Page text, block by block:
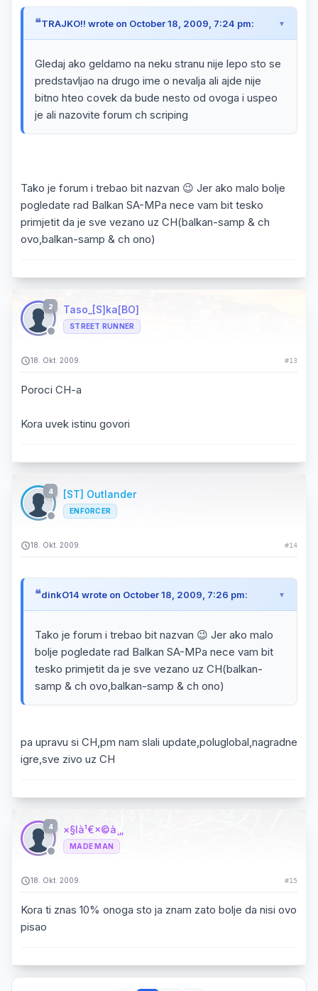
TRAJKO!! wrote on October 18, 2009, 7:24 pm:
Gledaj ako geldamo na neku stranu nije lepo sto se
predstavljao na drugo ime o nevalja ali ajde nije
bitno hteo covek da bude nesto od ovoga i uspeo
je ali nazovite forum ch scriping
Tako je forum i trebao bit nazvan 😉 Jer ako malo bolje
pogledate rad Balkan SA-MPa nece vam bit tesko
primjetit da je sve vezano uz CH(balkan-samp & ch
ovo,balkan-samp & ch ono)
2 Taso_[S]ka[BO]
STREET RUNNER
18. Okt. 2009. #13
Poroci CH-a
Kora uvek istinu govori
4 [ST] Outlander
ENFORCER
18. Okt. 2009. #14
dinkO14 wrote on October 18, 2009, 7:26 pm:
Tako je forum i trebao bit nazvan 😉 Jer ako malo
bolje pogledate rad Balkan SA-MPa nece vam bit
tesko primjetit da je sve vezano uz CH(balkan-
samp & ch ovo,balkan-samp & ch ono)
pa upravu si CH,pm nam slali update,poluglobal,nagradne
igre,sve zivo uz CH
4 ×§là¹€×©à¸„
MADE MAN
18. Okt. 2009. #15
Kora ti znas 10% onoga sto ja znam zato bolje da nisi ovo
pisao